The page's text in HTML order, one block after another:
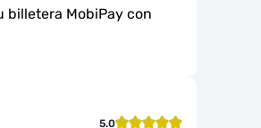
billetera MobiPay con
5.0